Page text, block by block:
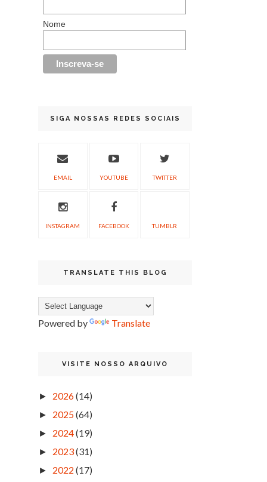
Nome
SIGA NOSSAS REDES SOCIAIS
EMAIL YOUTUBE TWITTER
INSTAGRAM FACEBOOK TUMBLR
TRANSLATE THIS BLOG
Powered by Translate
VISITE NOSSO ARQUIVO
► 2026(14)
► 2025(64)
► 2024(19)
► 2023(31)
► 2022 (17)